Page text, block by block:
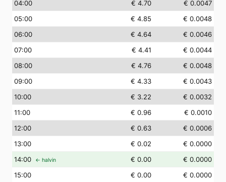
04:00 € 4.70
€ 0.0047
05:00 € 4.85
€ 0.0048
06:00 € 4.64
€ 0.0046
07:00 € 4.41
€ 0.0044
08:00 € 4.76
€ 0.0048
09:00 € 4.33
€ 0.0043
10:00 € 3.22
€ 0.0032
11:00 € 0.96
€ 0.0010
12:00 € 0.63
€ 0.0006
13:00 € 0.02
€ 0.0000
14:00 ← halvin € 0.00
€ 0.0000
15:00 € 0.00
€ 0.0000